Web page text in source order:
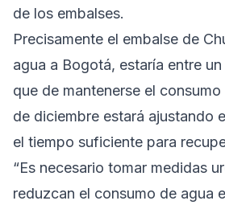
de los embalses.
Precisamente el embalse de
agua a Bogotá, estaría entre
que de mantenerse el
de diciembre estará ajustando
el tiempo suficiente para
“Es necesario tomar medidas
reduzcan el consumo de agua